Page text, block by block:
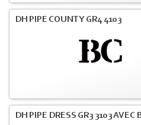
DH PIPE COUNTY GR4 4103
DH PIPE DRESS GR3 3103 AVEC